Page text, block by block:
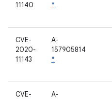
11140
*
CVE-
2020-
11143
A-
157905814
*
CVE-
A-